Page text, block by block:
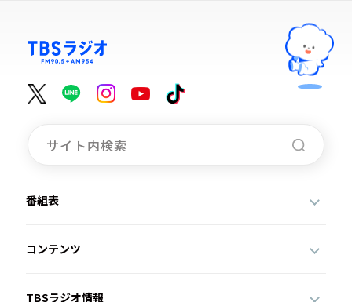
番組表
コンテンツ
TBSラジオ情報